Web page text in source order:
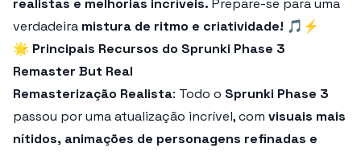
realistas e melhorias incríveis. Prepare-se para uma
verdadeira mistura de ritmo e criatividade! 🎵⚡
🌟 Principais Recursos do Sprunki Phase 3
Remaster But Real
Remasterização Realista: Todo o Sprunki Phase 3
passou por uma atualização incrível, com visuais mais
nítidos, animações de personagens refinadas e